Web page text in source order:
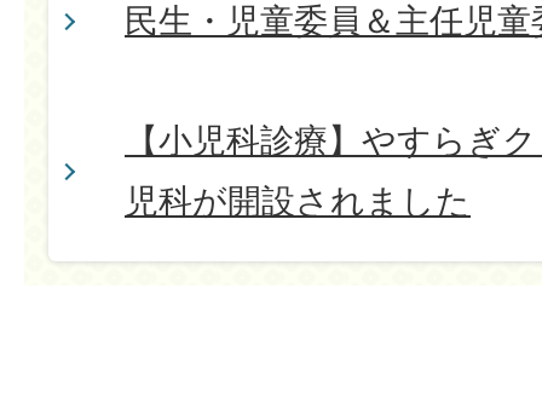
民生・児童委員＆主任児童
【小児科診療】やすらぎ
児科が開設されました